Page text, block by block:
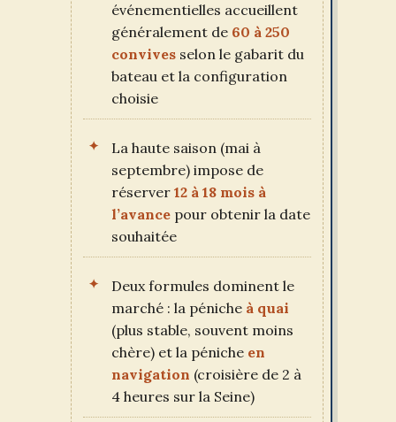
événementielles accueillent
généralement de 60 à 250
convives selon le gabarit du
bateau et la configuration
choisie
La haute saison (mai à
septembre) impose de
réserver 12 à 18 mois à
l’avance pour obtenir la date
souhaitée
Deux formules dominent le
marché : la péniche à quai
(plus stable, souvent moins
chère) et la péniche en
navigation (croisière de 2 à
4 heures sur la Seine)